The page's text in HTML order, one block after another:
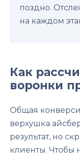
поздно.
на каждом
Как
воронки
Общая
верхушка
результат, но
клиенты. Чтобы